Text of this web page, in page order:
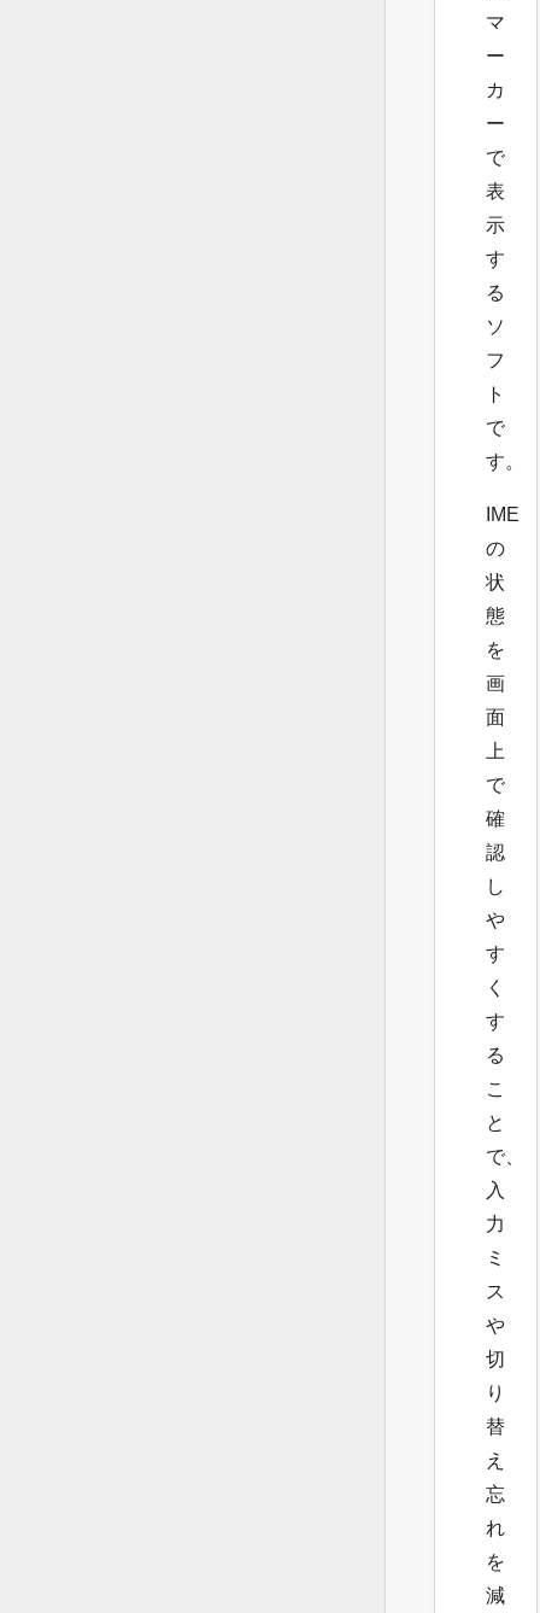
マ
ー
カ
ー
で
表
示
す
る
ソ
フ
ト
で
す。
IME
の
状
態
を
画
面
上
で
確
認
し
や
す
く
す
る
こ
と
で、
入
力
ミ
ス
や
切
り
替
え
忘
れ
を
減